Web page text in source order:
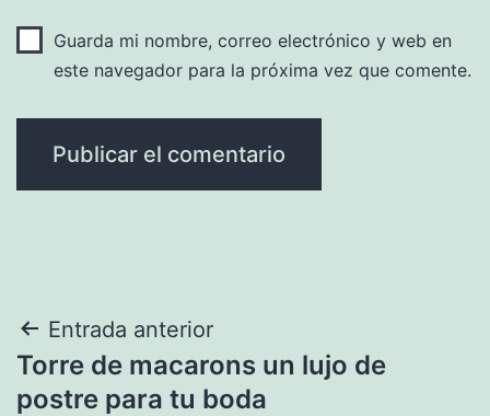
Guarda mi nombre, correo electrónico y web en
este navegador para la próxima vez que comente.
Navegación
de
Entrada anterior
Torre de macarons un lujo de
postre para tu boda